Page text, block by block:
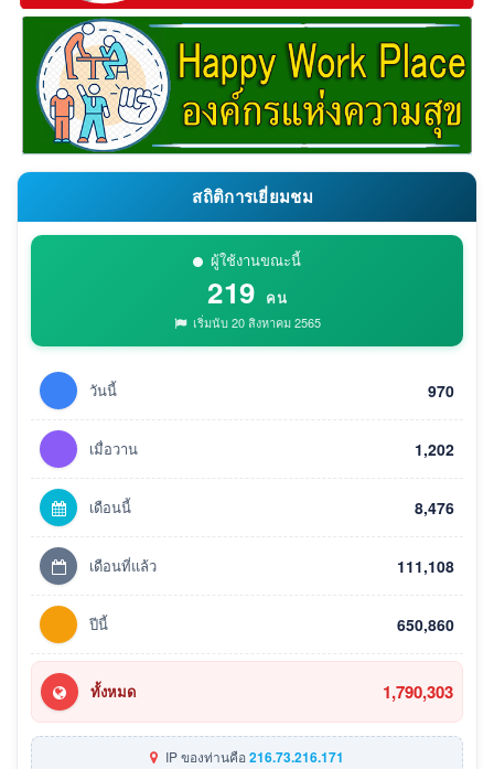
สถิติการเยี่ยมชม
ผู้ใช้งานขณะนี้
219 คน
เริ่มนับ 20 สิงหาคม 2565
วันนี้ 970
เมื่อวาน 1,202
เดือนนี้ 8,476
เดือนที่แล้ว 111,108
ปีนี้ 650,860
ทั้งหมด 1,790,303
IP ของท่านคือ216.73.216.171